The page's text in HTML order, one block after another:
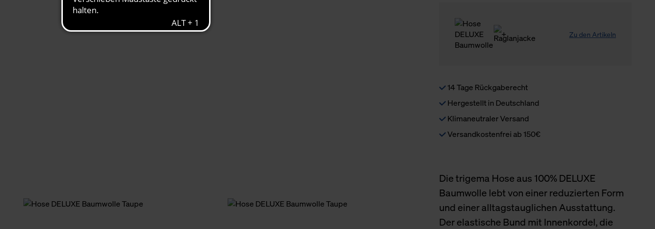
Zu den Artikeln
14 Tage Rückgaberecht
Hergestellt in Deutschland
Klimaneutraler Versand
Versandkostenfrei ab 150€
Die trigema Hose aus 100% DELUXE
Baumwolle lebt von einer reduzierten Form
und einer alltagstauglichen Ausstattung.
Der elastische Bund mit Innenkordel, die